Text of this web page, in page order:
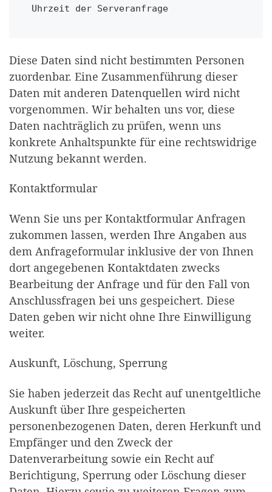
Uhrzeit der Serveranfrage
Diese Daten sind nicht bestimmten Personen
zuordenbar. Eine Zusammenführung dieser
Daten mit anderen Datenquellen wird nicht
vorgenommen. Wir behalten uns vor, diese
Daten nachträglich zu prüfen, wenn uns
konkrete Anhaltspunkte für eine rechtswidrige
Nutzung bekannt werden.
Kontaktformular
Wenn Sie uns per Kontaktformular Anfragen
zukommen lassen, werden Ihre Angaben aus
dem Anfrageformular inklusive der von Ihnen
dort angegebenen Kontaktdaten zwecks
Bearbeitung der Anfrage und für den Fall von
Anschlussfragen bei uns gespeichert. Diese
Daten geben wir nicht ohne Ihre Einwilligung
weiter.
Auskunft, Löschung, Sperrung
Sie haben jederzeit das Recht auf unentgeltliche
Auskunft über Ihre gespeicherten
personenbezogenen Daten, deren Herkunft und
Empfänger und den Zweck der
Datenverarbeitung sowie ein Recht auf
Berichtigung, Sperrung oder Löschung dieser